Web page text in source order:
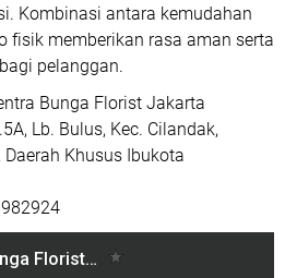
Kombinasi antara kemudahan
fisik memberikan rasa aman serta
pelanggan.
Bunga Florist Jakarta
Lb. Bulus, Kec. Cilandak,
Khusus Ibukota